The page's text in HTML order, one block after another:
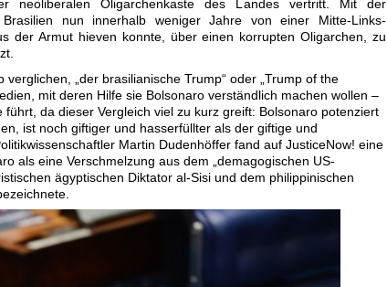
neoliberalen Oligarchenkaste des Landes vertritt. Mit der
nun innerhalb weniger Jahre von einer Mitte-Links-
der Armut hieven konnte, über einen korrupten Oligarchen, zu
„der brasilianische Trump“ oder „Trump of the
mit deren Hilfe sie Bolsonaro verständlich machen wollen –
da dieser Vergleich viel zu kurz greift: Bolsonaro potenziert
ist noch giftiger und hasserfüllter als der giftige und
Martin Dudenhöffer fand auf JusticeNow! eine
als eine Verschmelzung aus dem „demagogischen US-
ägyptischen Diktator al-Sisi und dem philippinischen